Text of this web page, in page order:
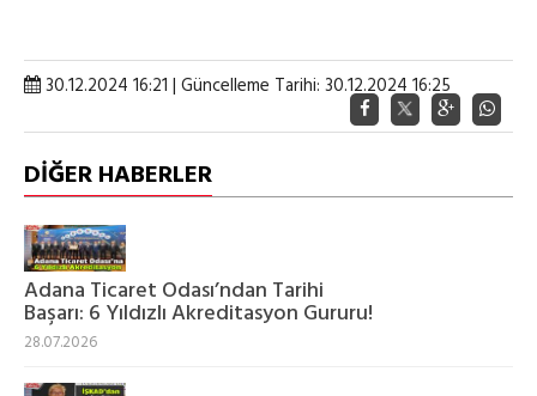
30.12.2024 16:21 | Güncelleme Tarihi: 30.12.2024 16:25
DİĞER HABERLER
‎Adana Ticaret Odası’ndan Tarihi
Başarı: 6 Yıldızlı Akreditasyon Gururu!
28.07.2026